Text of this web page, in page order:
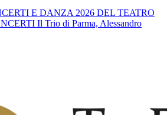
E DANZA 2026 DEL TEATRO
Il Trio di Parma, Alessandro